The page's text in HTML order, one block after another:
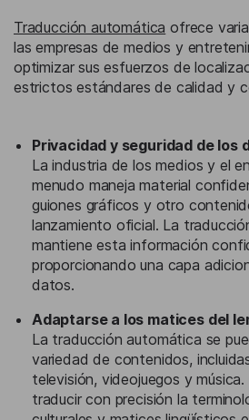
Traducción automática ofrece
las empresas de medios y
optimizar sus esfuerzos de
estrictos estándares de calidad y
Privacidad y seguridad de los
La industria de los medios y el
menudo maneja material
guiones gráficos y otro
lanzamiento oficial. La
mantiene esta información
proporcionando una capa
datos.
Adaptarse a los matices del
La traducción automática se
variedad de contenidos,
televisión, videojuegos y
traducir con precisión la